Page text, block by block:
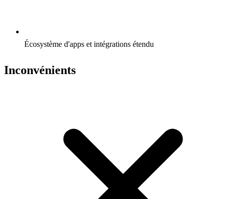
Écosystème d'apps et intégrations étendu
Inconvénients